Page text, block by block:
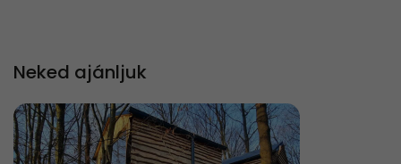
Neked ajánljuk